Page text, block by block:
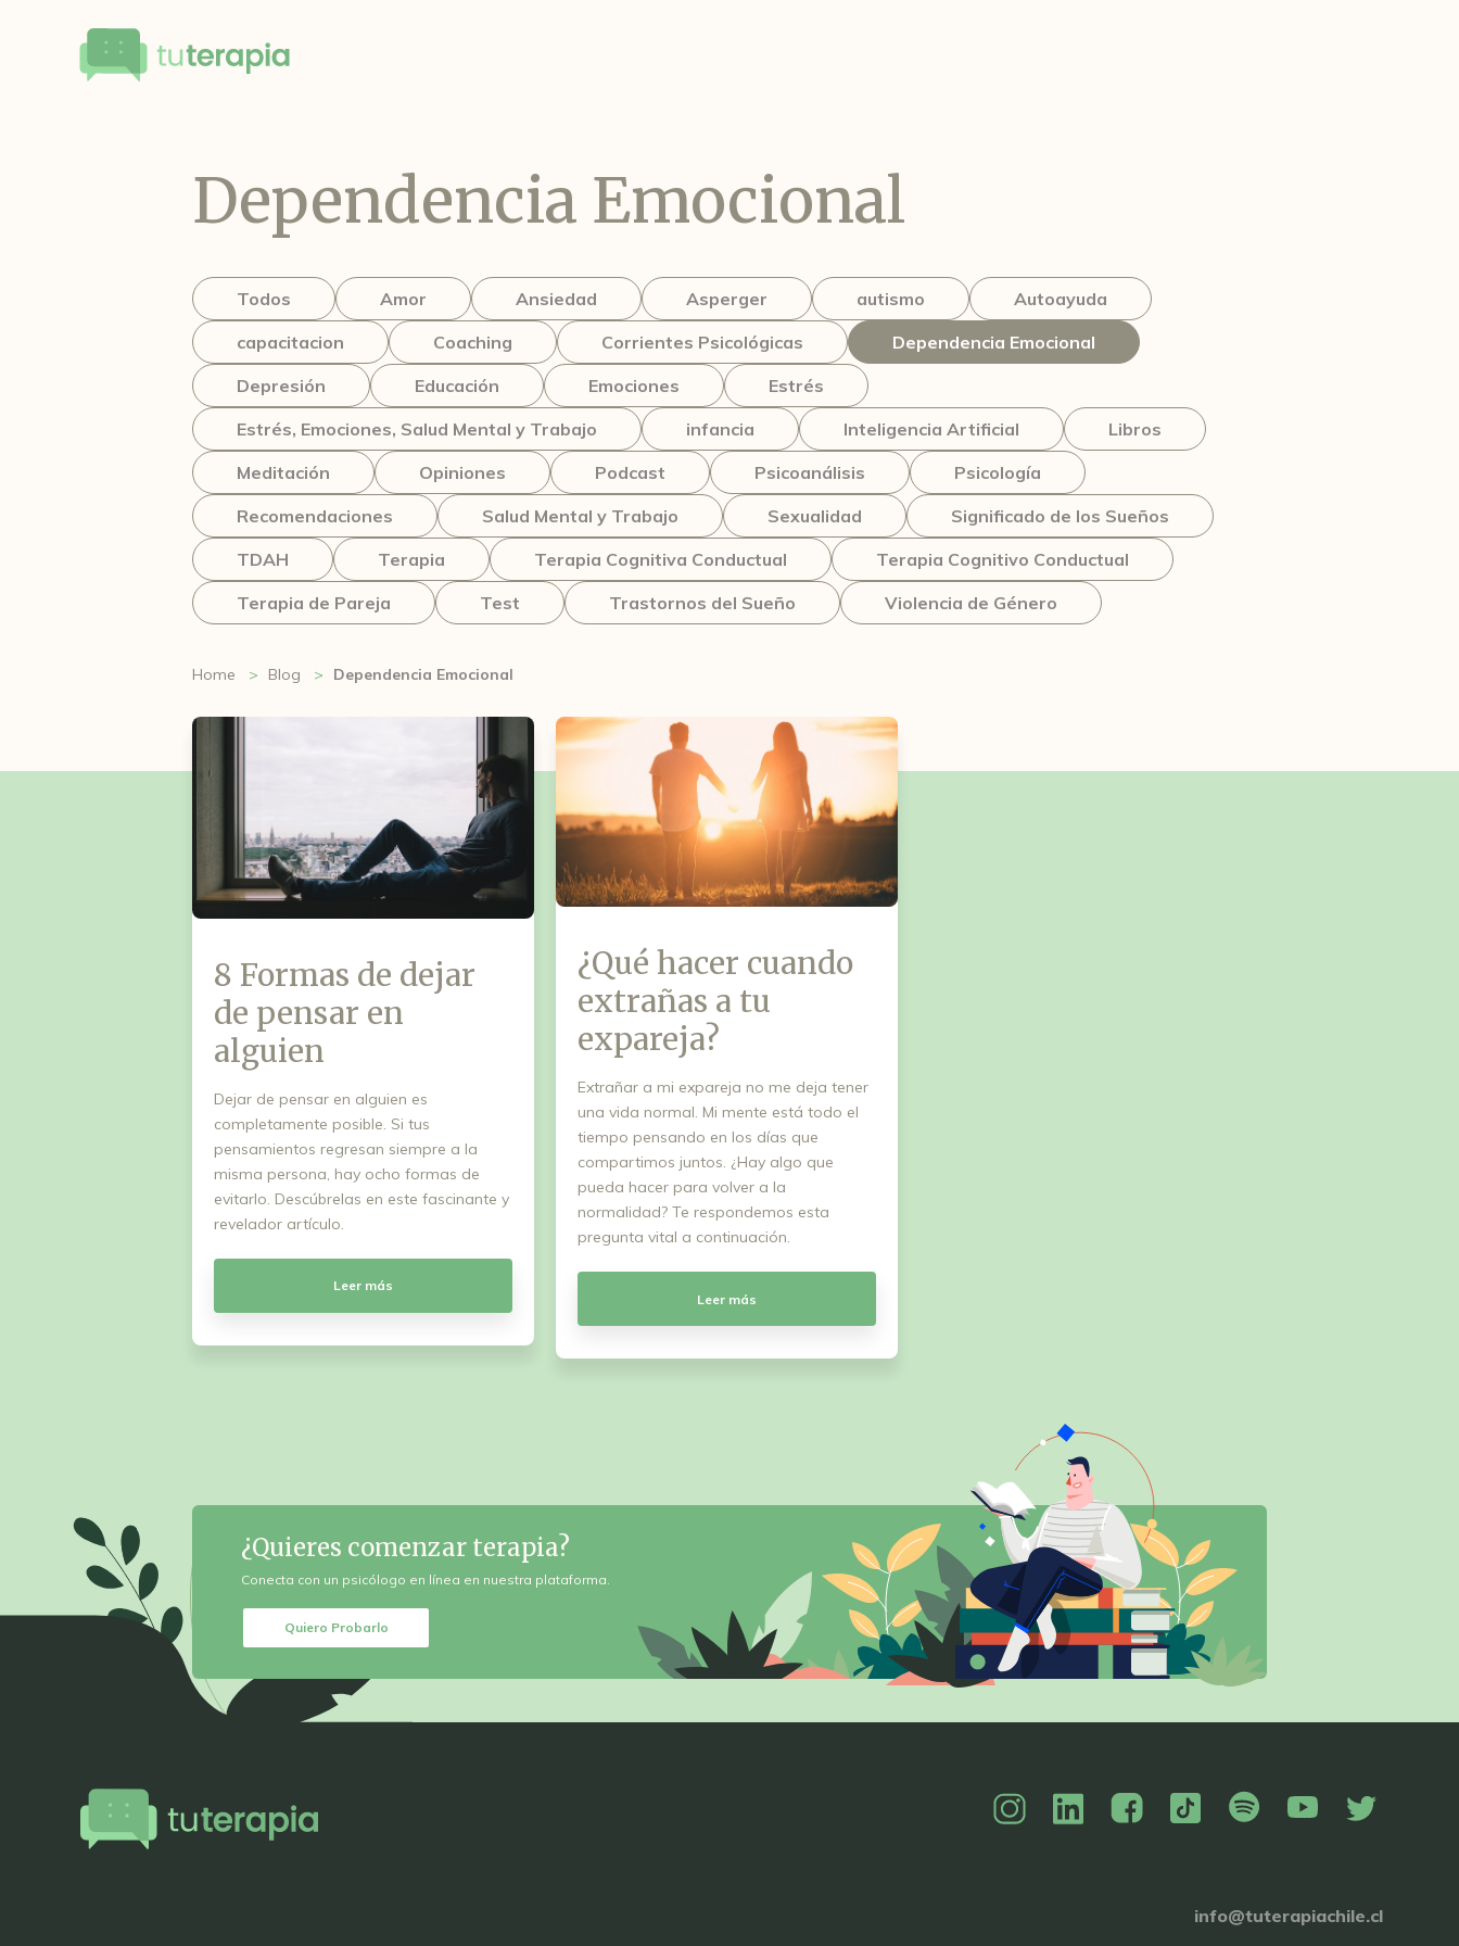
Dependencia Emocional
Todos Amor Ansiedad Asperger autismo
Autoayuda
capacitacion
Coaching Corrientes Psicológicas
Dependencia Emocional
Depresión
Educación Emociones
Estrés
Estrés, Emociones, Salud Mental y Trabajo
infancia Inteligencia Artificial
Libros
Meditación
Opiniones Podcast Psicoanálisis
Psicología
Recomendaciones
Salud Mental y Trabajo Sexualidad
Significado de los Sueños
TDAH
Terapia Terapia Cognitiva Conductual
Terapia Cognitivo Conductual
Terapia de Pareja
Test Trastornos del Sueño Violencia de Género
Home Blog Dependencia Emocional
8 Formas de dejar
de pensar en
alguien
Dejar de pensar en alguien es
completamente posible. Si tus
pensamientos regresan siempre a la
misma persona, hay ocho formas de
evitarlo. Descúbrelas en este fascinante y
revelador artículo.
Leer más
¿Qué hacer cuando
extrañas a tu
expareja?
Extrañar a mi expareja no me deja tener
una vida normal. Mi mente está todo el
tiempo pensando en los días que
compartimos juntos. ¿Hay algo que
pueda hacer para volver a la
normalidad? Te respondemos esta
pregunta vital a continuación.
Leer más
¿Quieres comenzar terapia?
Conecta con un psicólogo en línea en nuestra plataforma.
Quiero Probarlo
info@tuterapiachile.cl